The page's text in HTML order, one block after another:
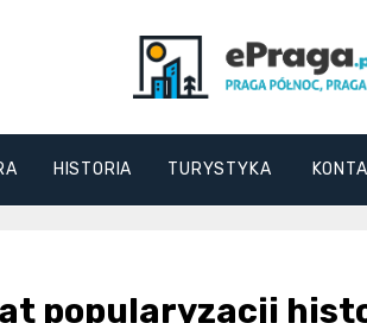
HISTORIA TURYSTYKA
popularyzacji